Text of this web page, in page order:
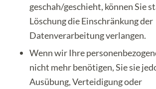
geschah/geschieht, können Sie
Löschung die Einschränkung der
Datenverarbeitung verlangen.
Wenn wir Ihre
nicht mehr benötigen, Sie sie
Ausübung, Verteidigung oder